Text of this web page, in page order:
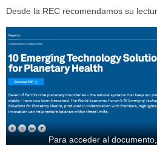
Desde la REC recomendamos su
Para acceder al